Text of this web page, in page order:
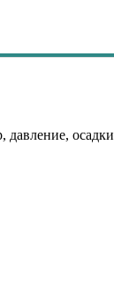
давление, осадки